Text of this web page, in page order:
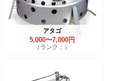
アタゴ
5,000〜7,000円
（ランク：）